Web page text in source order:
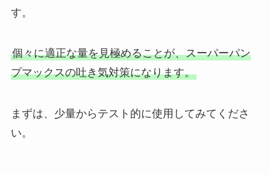
す。
個々に適正な量を見極めることが、スーパーパン
プマックスの吐き気対策になります。
まずは、少量からテスト的に使用してみてくださ
い。